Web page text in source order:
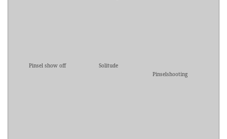
Pinsel show off
Solitude
Pinselshooting